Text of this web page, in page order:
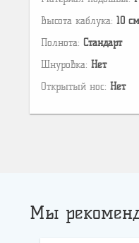
Высота каблука: 10
Полнота: Стандарт
Шнуровка: Нет
Открытый нос: Нет
Мы